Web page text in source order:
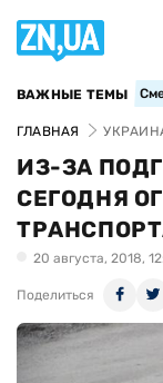
ВАЖНЫЕ ТЕМЫ
ГЛАВНАЯ
ИЗ-ЗА
СЕГОДНЯ
20 августа, 2018,
Поделиться